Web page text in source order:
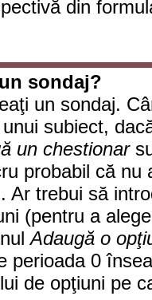
din
sondaj?
un sondaj.
subiect,
un chestionar
probabil că nu
Ar trebui să
(pentru a
Adaugă o
perioada 0
de opţiuni pe